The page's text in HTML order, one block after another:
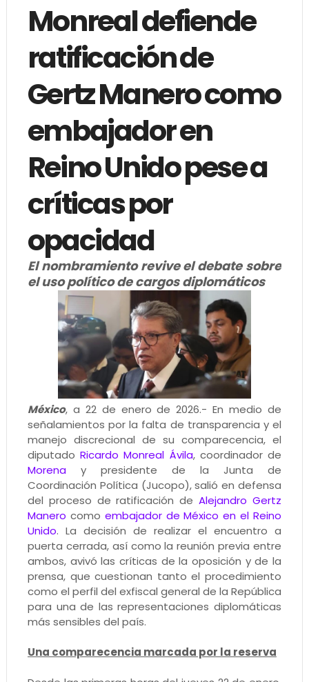
Monreal defiende
ratificación de
Gertz Manero como
embajador en
Reino Unido pese a
críticas por
opacidad
El nombramiento revive el debate sobre
el uso político de cargos diplomáticos
México, a 22 de enero de 2026.- En medio de
señalamientos por la falta de transparencia y el
manejo discrecional de su comparecencia, el
diputadoRicardo Monreal Ávila, coordinador de
Morenay presidente de la Junta de
Coordinación Política (Jucopo), salió en defensa
del proceso de ratificación deAlejandro Gertz
Manero como embajador de México en el Reino
Unido. La decisión de realizar el encuentro a
puerta cerrada, así como la reunión previa entre
ambos, avivó las críticas de la oposición y de la
prensa, que cuestionan tanto el procedimiento
como el perfil del exfiscal general de la República
para una de las representaciones diplomáticas
más sensibles del país.
Una comparecencia marcada por la reserva